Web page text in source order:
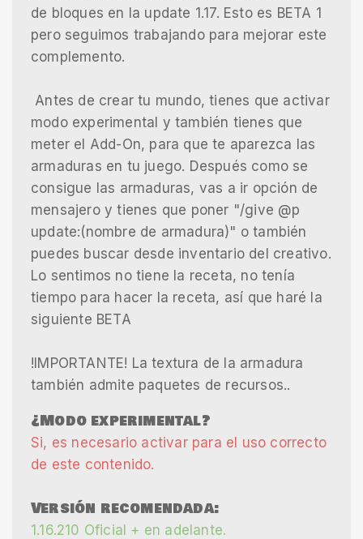
de bloques en la update 1.17. Esto es BETA 1
pero seguimos trabajando para mejorar este
complemento.
Antes de crear tu mundo, tienes que activar
modo experimental y también tienes que
meter el Add-On, para que te aparezca las
armaduras en tu juego. Después como se
consigue las armaduras, vas a ir opción de
mensajero y tienes que poner "/give @p
update:(nombre de armadura)" o también
puedes buscar desde inventario del creativo.
Lo sentimos no tiene la receta, no tenía
tiempo para hacer la receta, así que haré la
siguiente BETA
!IMPORTANTE! La textura de la armadura
también admite paquetes de recursos..
¿Modo experimental?
Si, es necesario activar para el uso correcto
de este contenido.
Versión recomendada:
1.16.210 Oficial + en adelante.